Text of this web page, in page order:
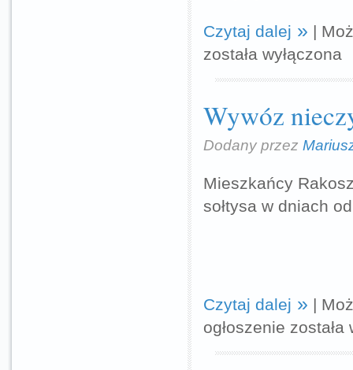
Czytaj dalej |
została wyłączona
Wywóz
Dodany przez
Mieszkańcy
sołtysa w dniach
Czytaj dalej |
ogłoszenie została